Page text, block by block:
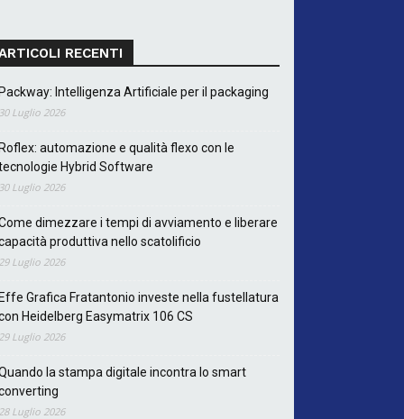
RECENTI
Intelligenza Artificiale per il packaging
Luglio 2026
automazione e qualità flexo con le
Hybrid Software
Luglio 2026
dimezzare i tempi di avviamento e liberare
produttiva nello scatolificio
Luglio 2026
Grafica Fratantonio investe nella fustellatura
Heidelberg Easymatrix 106 CS
Luglio 2026
la stampa digitale incontra lo smart
Luglio 2026